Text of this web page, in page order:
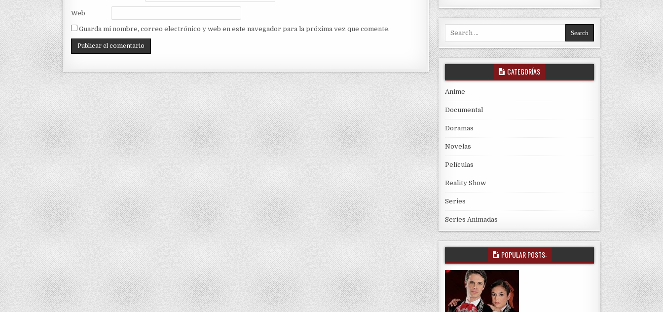
Web
Guarda mi nombre, correo electrónico y web en este navegador para la próxima vez que comente. Search for:
CATEGORÍAS
Anime
Documental
Doramas
Novelas
Películas
Reality Show
Series
Series Animadas
POPULAR POSTS: